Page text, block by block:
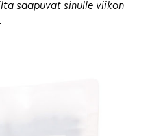
saapuvat sinulle viikon